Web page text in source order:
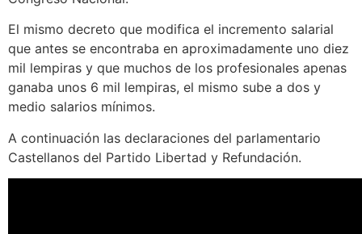
El mismo decreto que modifica el incremento salarial
que antes se encontraba en aproximadamente uno diez
mil lempiras y que muchos de los profesionales apenas
ganaba unos 6 mil lempiras, el mismo sube a dos y
medio salarios mínimos.
A continuación las declaraciones del parlamentario
Castellanos del Partido Libertad y Refundación.